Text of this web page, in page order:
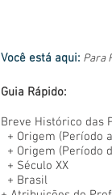
Você está aqui: Para
Guia Rápido:
Breve Histórico das
+ Origem (Período
+ Origem (Período
+ Século XX
+ Brasil